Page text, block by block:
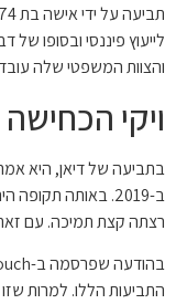
לייעוץ פיננסי ובסופו של
והצוות המשפטי שלה
ויקי
בתביעה של דיאן, היא
רצתה קצת תמיכה. עם
התביעות הללו. למרות